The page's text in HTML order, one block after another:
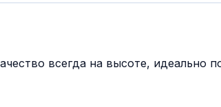
всегда на высоте, идеально